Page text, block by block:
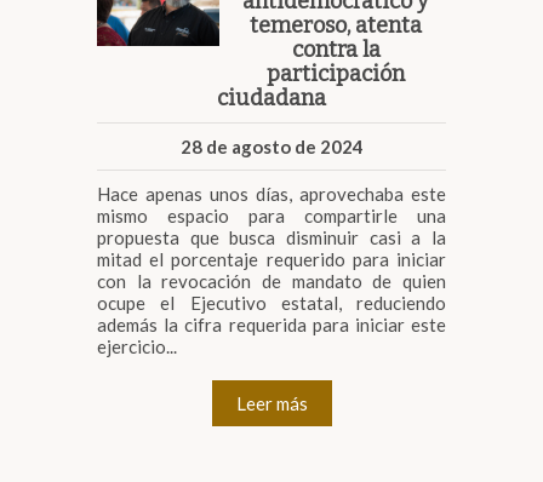
temeroso, atenta
contra la
participación
ciudadana
28 de agosto de 2024
Hace apenas unos días, aprovechaba este
mismo espacio para compartirle una
propuesta que busca disminuir casi a la
mitad el porcentaje requerido para iniciar
con la revocación de mandato de quien
ocupe el Ejecutivo estatal, reduciendo
además la cifra requerida para iniciar este
ejercicio...
Leer más